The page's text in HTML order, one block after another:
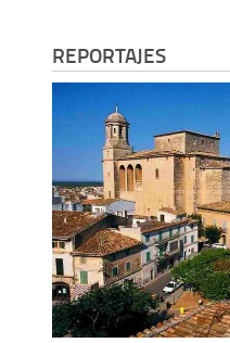
REPORTAJES